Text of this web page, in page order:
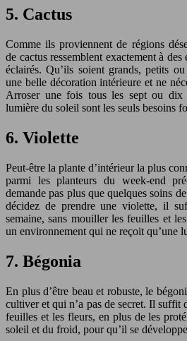
5. Cactus
Comme ils proviennent de régions
de cactus ressemblent exactement à
éclairés. Qu’ils soient grands, petits
une belle décoration intérieure et ne
Arroser une fois tous les sept ou
lumière du soleil sont les seuls besoins
6. Violette
Peut-être la plante d’intérieur la plus
parmi les planteurs du week-end
demande pas plus que quelques soins
décidez de prendre une violette, il
semaine, sans mouiller les feuilles et
un environnement qui ne reçoit qu’une
7. Bégonia
En plus d’être beau et robuste, le
cultiver et qui n’a pas de secret. Il suffit
feuilles et les fleurs, en plus de les
soleil et du froid, pour qu’il se